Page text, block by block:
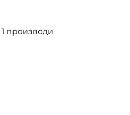
1 производи